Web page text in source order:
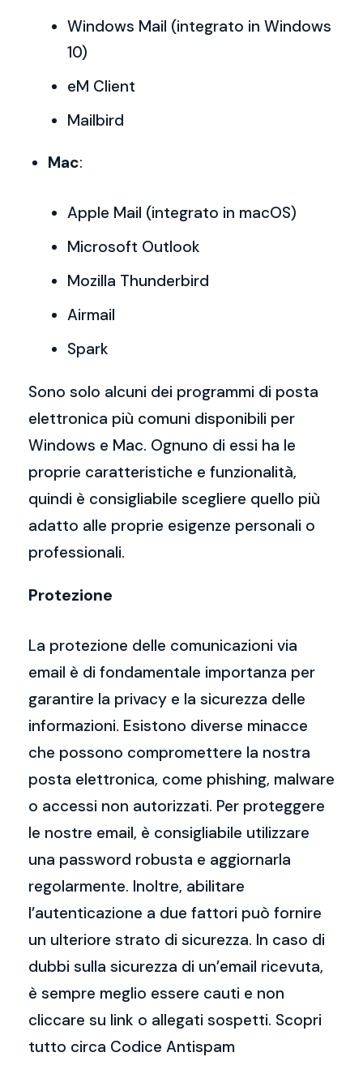
Windows Mail (integrato in Windows
10)
eM Client
Mailbird
Mac:
Apple Mail (integrato in macOS)
Microsoft Outlook
Mozilla Thunderbird
Airmail
Spark
Sono solo alcuni dei programmi di posta
elettronica più comuni disponibili per
Windows e Mac. Ognuno di essi ha le
proprie caratteristiche e funzionalità,
quindi è consigliabile scegliere quello più
adatto alle proprie esigenze personali o
professionali.
Protezione
La protezione delle comunicazioni via
email è di fondamentale importanza per
garantire la privacy e la sicurezza delle
informazioni. Esistono diverse minacce
che possono compromettere la nostra
posta elettronica, come phishing, malware
o accessi non autorizzati. Per proteggere
le nostre email, è consigliabile utilizzare
una password robusta e aggiornarla
regolarmente. Inoltre, abilitare
l’autenticazione a due fattori può fornire
un ulteriore strato di sicurezza. In caso di
dubbi sulla sicurezza di un’email ricevuta,
è sempre meglio essere cauti e non
cliccare su link o allegati sospetti. Scopri
tutto circa Codice Antispam